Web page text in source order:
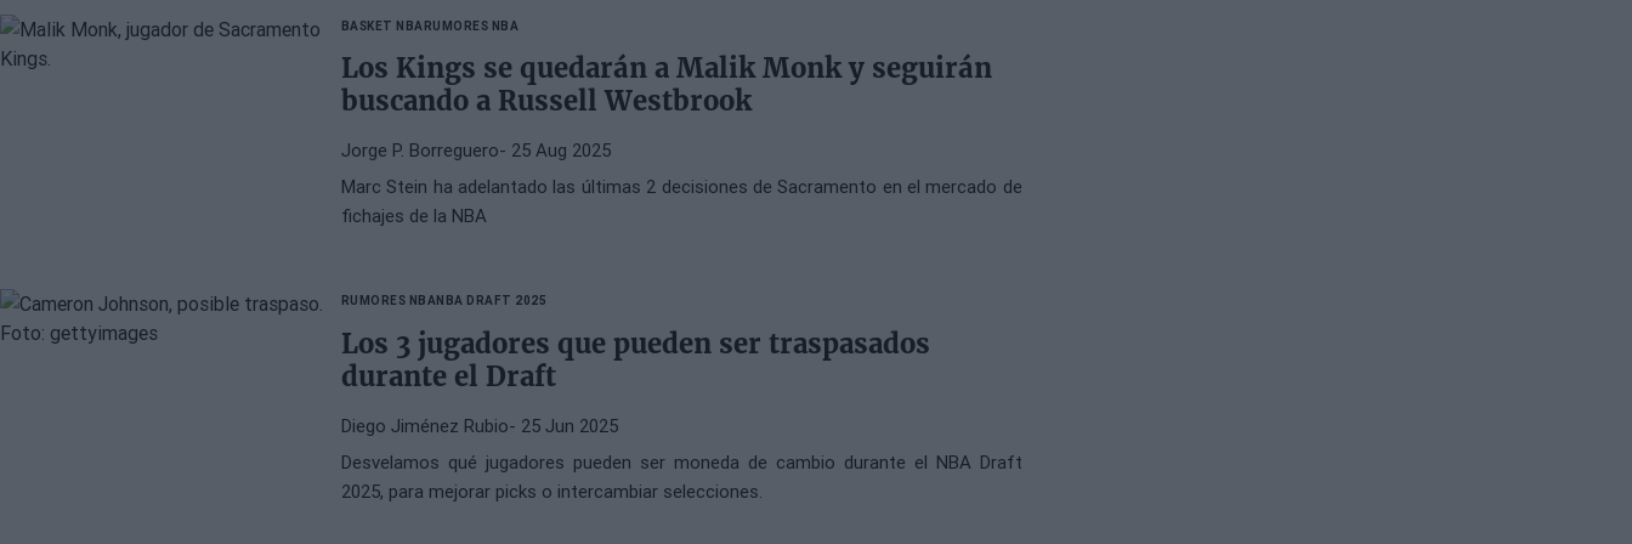
BASKET NBA RUMORES NBA
Los Kings se quedarán a Malik Monk y seguirán
buscando a Russell Westbrook
Jorge P. Borreguero- 25 Aug 2025
Marc Stein ha adelantado las últimas 2 decisiones de Sacramento en el mercado de
fichajes de la NBA
RUMORES NBANBA DRAFT 2025
Los 3 jugadores que pueden ser traspasados
durante el Draft
Diego Jiménez Rubio- 25 Jun 2025
Desvelamos qué jugadores pueden ser moneda de cambio durante el NBA Draft
2025, para mejorar picks o intercambiar selecciones.